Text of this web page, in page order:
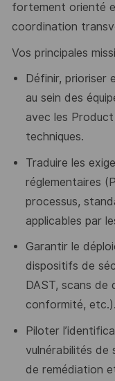
fortement orienté
coordination
Vos principales
Définir, prioriser
au sein des
avec les
techniques.
Traduire les
réglementaires
processus,
applicables par
Garantir le
dispositifs de
DAST, scans de
conformité, etc.).
Piloter
vulnérabilités de
de remédiation